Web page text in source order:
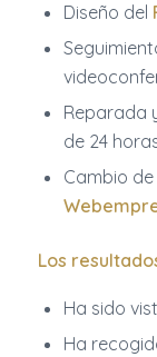
Diseño del
Reparada
de 24
Cambio
Los
Ha sido
Ha